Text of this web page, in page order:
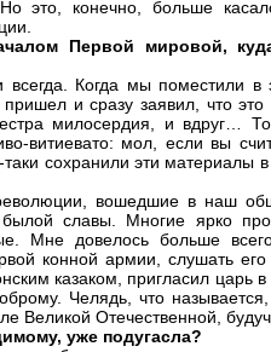
это, конечно, больше
Первой мировой,
Когда мы поместили в
и сразу заявил, что это
милосердия, и вдруг…
витиевато: мол, если вы
сохранили эти материалы
вошедшие в наш
славы. Многие ярко
Мне довелось больше
конной армии, слушать его
казаком, пригласил царь
Челядь, что называется,
Великой Отечественной,
уже подугасла?